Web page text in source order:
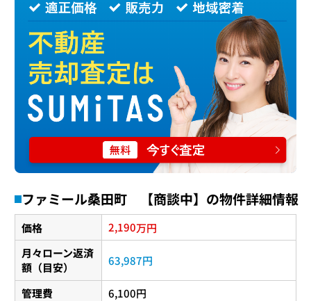
ファミール桑田町 【商談中】の物件詳細情報
価格 2,190万円
月々ローン返済
額（目安）
63,987円
管理費
6,100円